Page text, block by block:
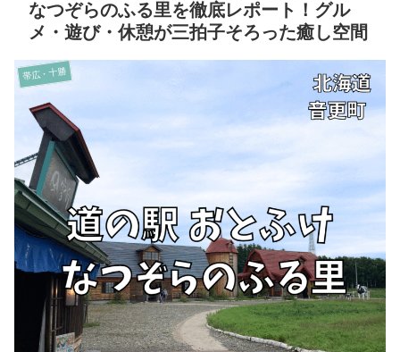
なつぞらのふる里を徹底レポート！グル
メ・遊び・休憩が三拍子そろった癒し空間
帯広・十勝